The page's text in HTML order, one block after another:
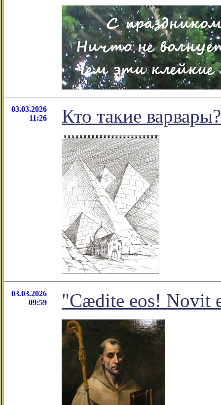
03.03.2026
11:26
Кто такие варвары?
03.03.2026
09:59
"Cædite eos! Novit